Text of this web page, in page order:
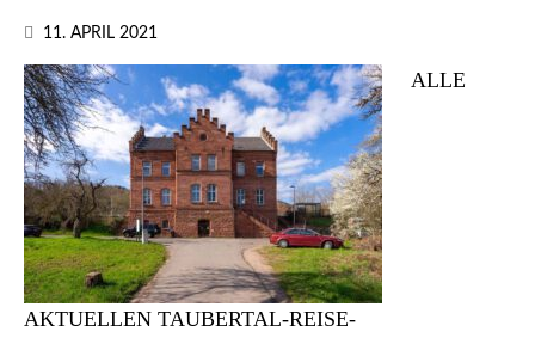
11. APRIL 2021
ALLE
AKTUELLEN TAUBERTAL-REISE-